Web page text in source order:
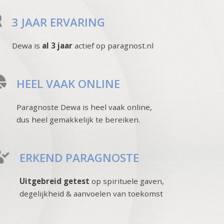
3 JAAR ERVARING
Dewa is al 3 jaar actief op paragnost.nl
HEEL VAAK ONLINE
Paragnoste Dewa is heel vaak online,
dus heel gemakkelijk te bereiken.
ERKEND PARAGNOSTE
Uitgebreid getest op spirituele gaven,
degelijkheid & aanvoelen van toekomst